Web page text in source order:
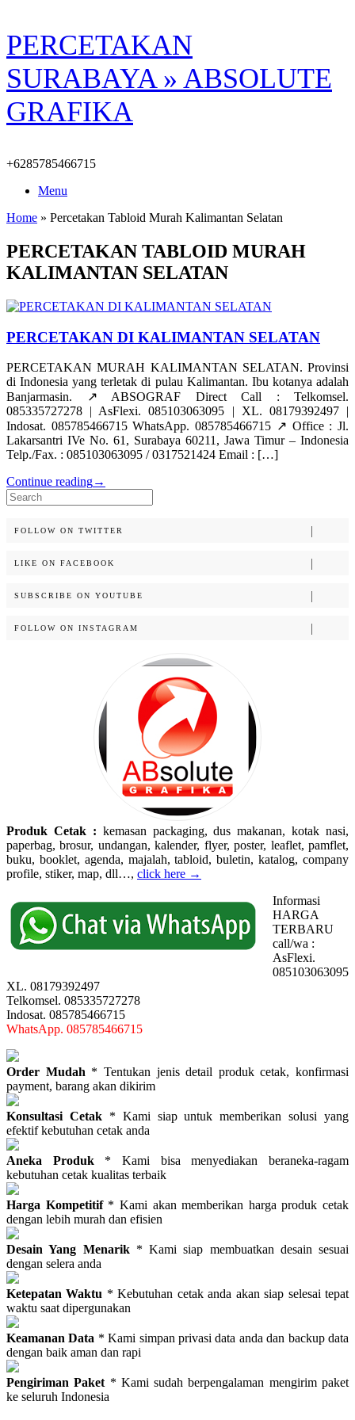
Skip
to
content
PERCETAKAN
SURABAYA » ABSOLUTE
GRAFIKA
+6285785466715
Menu
Home » Percetakan Tabloid Murah Kalimantan Selatan
PERCETAKAN TABLOID MURAH
KALIMANTAN SELATAN
PERCETAKAN DI KALIMANTAN SELATAN
PERCETAKAN MURAH KALIMANTAN SELATAN. Provinsi
di Indonesia yang terletak di pulau Kalimantan. Ibu kotanya adalah
Banjarmasin. ↗️ ABSOGRAF Direct Call : Telkomsel.
085335727278 | AsFlexi. 085103063095 | XL. 08179392497 |
Indosat. 085785466715 WhatsApp. 085785466715 ↗️ Office : Jl.
Lakarsantri IVe No. 61, Surabaya 60211, Jawa Timur – Indonesia
Telp./Fax. : 085103063095 / 0317521424 Email : […]
Continue reading→
Search
for:
FOLLOW ON TWITTER
LIKE ON FACEBOOK
SUBSCRIBE ON YOUTUBE
FOLLOW ON INSTAGRAM
Produk Cetak : kemasan packaging, dus makanan, kotak nasi,
paperbag, brosur, undangan, kalender, flyer, poster, leaflet, pamflet,
buku, booklet, agenda, majalah, tabloid, buletin, katalog, company
profile, stiker, map, dll…, click here →
Informasi
HARGA
TERBARU
call/wa :
AsFlexi.
085103063095
XL. 08179392497
Telkomsel. 085335727278
Indosat. 085785466715
WhatsApp. 085785466715
Order Mudah * Tentukan jenis detail produk cetak, konfirmasi
payment, barang akan dikirim
Konsultasi Cetak* Kami siap untuk memberikan solusi yang
efektif kebutuhan cetak anda
Aneka Produk * Kami bisa menyediakan beraneka-ragam
kebutuhan cetak kualitas terbaik
Harga Kompetitif* Kami akan memberikan harga produk cetak
dengan lebih murah dan efisien
Desain Yang Menarik* Kami siap membuatkan desain sesuai
dengan selera anda
Ketepatan Waktu * Kebutuhan cetak anda akan siap selesai tepat
waktu saat dipergunakan
Keamanan Data * Kami simpan privasi data anda dan backup data
dengan baik aman dan rapi
Pengiriman Paket * Kami sudah berpengalaman mengirim paket
ke seluruh Indonesia